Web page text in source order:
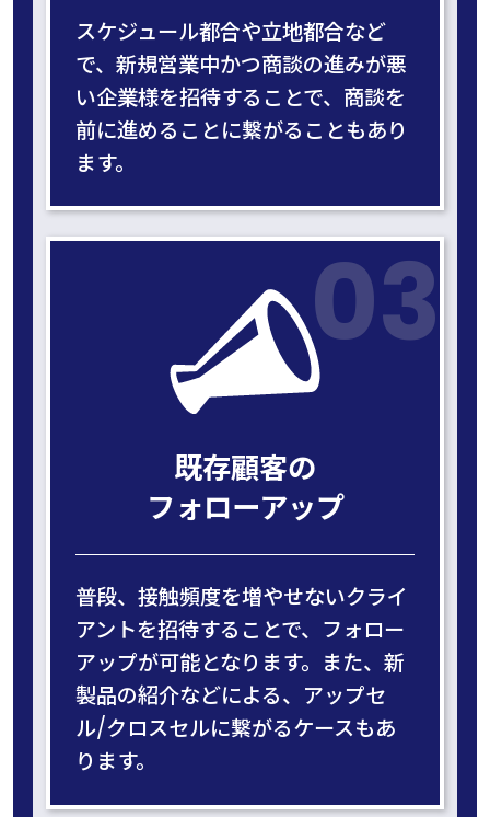
スケジュール都合や立地都合など
で、新規営業中かつ商談の進みが悪
い企業様を招待することで、商談を
前に進めることに繋がることもあり
ます。
03
既存顧客の
フォローアップ
普段、接触頻度を増やせないクライ
アントを招待することで、フォロー
アップが可能となります。また、新
製品の紹介などによる、アップセ
ル/クロスセルに繋がるケースもあ
ります。